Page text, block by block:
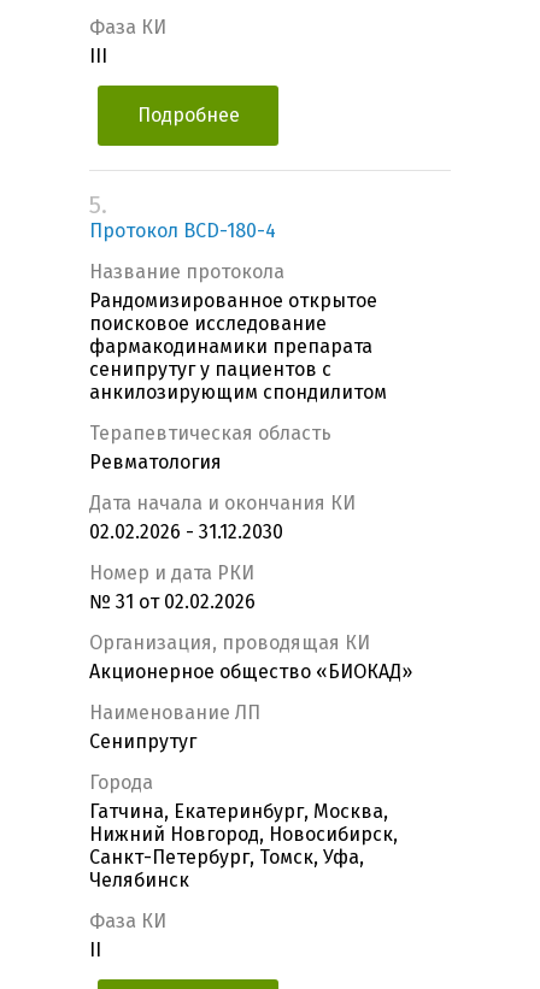
Фаза КИ
Подробнее
5.
Протокол BCD-180-4
Название протокола
Рандомизированное открытое
поисковое исследование
фармакодинамики препарата
сенипрутуг у пациентов с
анкилозирующим спондилитом
Терапевтическая область
Ревматология
Дата начала и окончания КИ
02.02.2026 - 31.12.2030
Номер и дата РКИ
№ 31 от 02.02.2026
Организация, проводящая КИ
Акционерное общество «БИОКАД»
Наименование ЛП
Сенипрутуг
Города
Гатчина, Екатеринбург, Москва,
Нижний Новгород, Новосибирск,
Санкт-Петербург, Томск, Уфа,
Челябинск
Фаза КИ